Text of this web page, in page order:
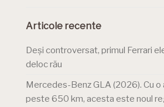
Articole recente
Deși controversat, primul Ferrari
deloc rău
Mercedes-Benz GLA (2026). Cu
peste 650 km, acesta este noul